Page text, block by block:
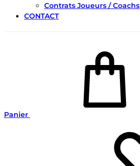
Contrats Joueurs / Coachs
CONTACT
Panier